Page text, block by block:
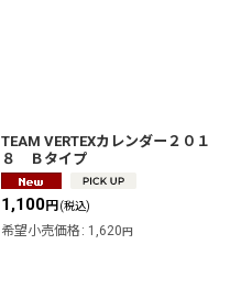
TEAM VERTEXカレンダー２０１
８ Ｂタイプ
1,100円(税込)
希望小売価格 : 1,620円